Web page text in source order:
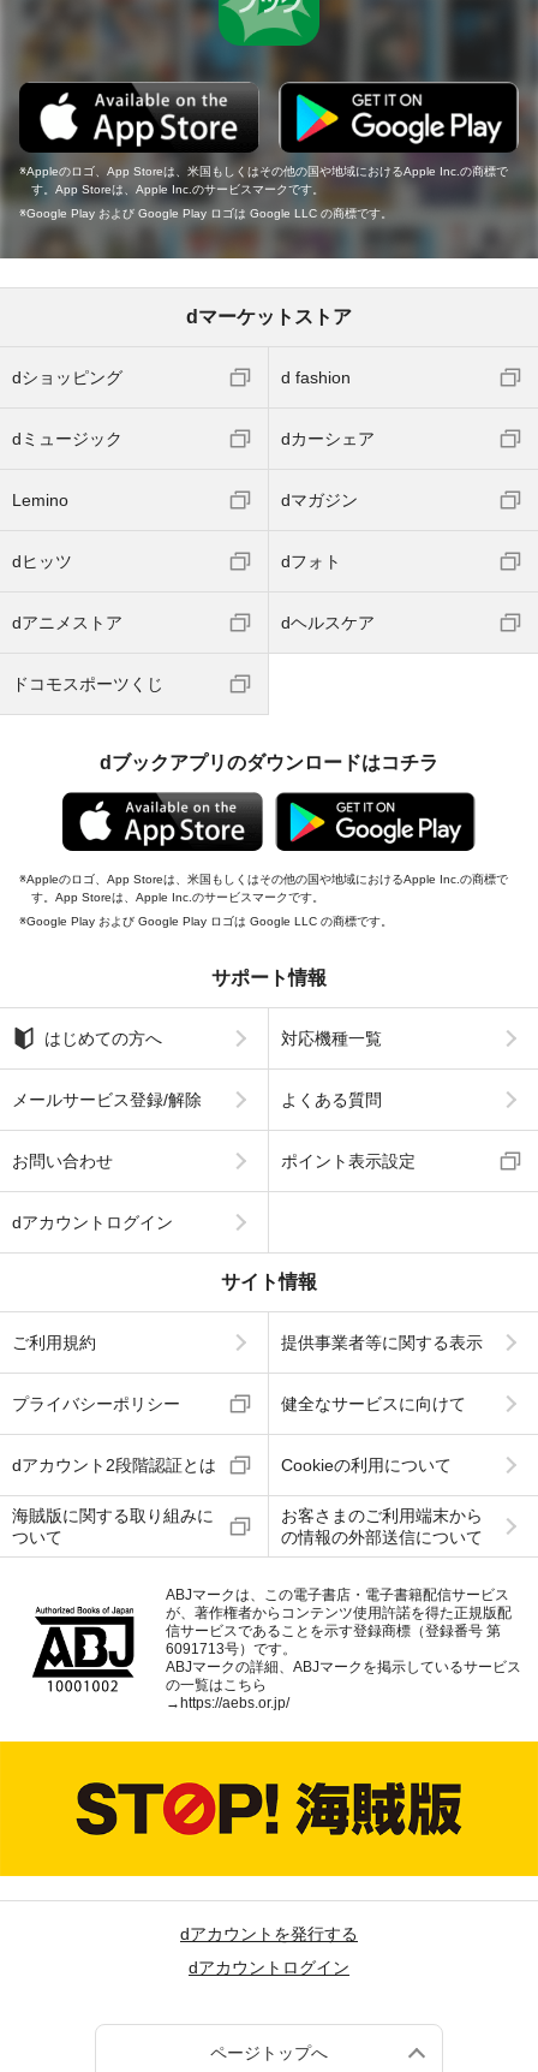
Appleのロゴ、App Storeは、米国もしくはその他の国や地域におけるApple Inc.の商標で
す。App Storeは、Apple Inc.のサービスマークです。
Google Play および Google Play ロゴは Google LLC の商標です。
dマーケットストア
dショッピング d fashion
dミュージック dカーシェア
Lemino dマガジン
dヒッツ dフォト
dアニメストア dヘルスケア
ドコモスポーツくじ
dブックアプリのダウンロードはコチラ
Appleのロゴ、App Storeは、米国もしくはその他の国や地域におけるApple Inc.の商標で
す。App Storeは、Apple Inc.のサービスマークです。
Google Play および Google Play ロゴは Google LLC の商標です。
サポート情報
はじめての方へ 対応機種一覧
メールサービス登録/解除 よくある質問
お問い合わせ ポイント表示設定
dアカウントログイン
サイト情報
ご利用規約 提供事業者等に関する表示
プライバシーポリシー 健全なサービスに向けて
dアカウント2段階認証とは Cookieの利用について
海賊版に関する取り組みに
ついて
お客さまのご利用端末から
の情報の外部送信について
ABJマークは、この電子書店・電子書籍配信サービス
が、著作権者からコンテンツ使用許諾を得た正規版配
信サービスであることを示す登録商標（登録番号 第
6091713号）です。
ABJマークの詳細、ABJマークを掲示しているサービス
の一覧はこちら
→ https://aebs.or.jp/
dアカウントを発行する
dアカウントログイン
ページトップへ